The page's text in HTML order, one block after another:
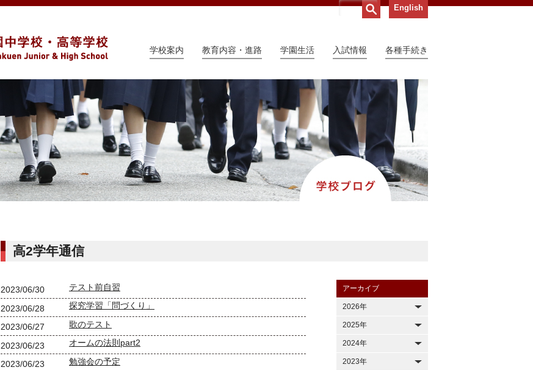
English
学校案内 教育内容・進路 学園生活 入試情報 各種手続き
高2学年通信
2023/06/30 テスト前自習
2023/06/28 探究学習「問づくり」
2023/06/27 歌のテスト
2023/06/23 オームの法則part2
2023/06/23 勉強会の予定
アーカイブ
2026年
2025年
2024年
2023年